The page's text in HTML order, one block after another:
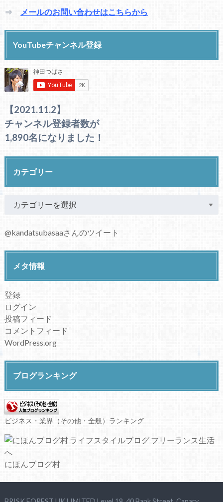
⇒ メールのお問い合わせはこちらから
YouTubeチャンネル登録
【2021.11.2】
チャンネル登録者数が
1,890名になりました！
カテゴリー
@kandatsubasaaさんのツイート
メタ情報
登録
ログイン
投稿フィード
コメントフィード
WordPress.org
ブログランキング
ビジネス・業界（その他・全般）ランキング
にほんブログ村